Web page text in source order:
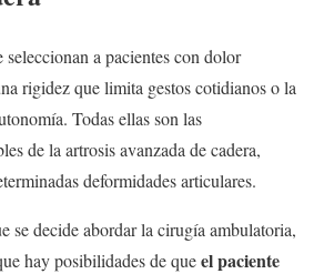
a pacientes con dolor
rigidez que limita gestos cotidianos o la
Todas ellas son las
de la artrosis avanzada de cadera,
deformidades articulares.
se decide abordar la cirugía ambulatoria,
hay posibilidades de queel paciente